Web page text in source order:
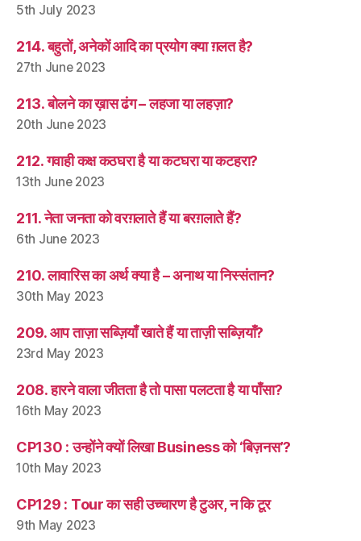
5th July 2023
214. बहुतों, अनेकों आदि का प्रयोग क्या ग़लत है?
27th June 2023
213. बोलने का ख़ास ढंग – लहजा या लहज़ा?
20th June 2023
212. गवाही कक्ष कठघरा है या कटघरा या कटहरा?
13th June 2023
211. नेता जनता को वरग़लाते हैं या बरग़लाते हैं?
6th June 2023
210. लावारिस का अर्थ क्या है – अनाथ या निस्संतान?
30th May 2023
209. आप ताज़ा सब्ज़ियाँ खाते हैं या ताज़ी सब्ज़ियाँ?
23rd May 2023
208. हारने वाला जीतता है तो पासा पलटता है या पाँसा?
16th May 2023
CP130 : उन्होंने क्यों लिखा Business को ‘बिज़नस’?
10th May 2023
CP129 : Tour का सही उच्चारण है टुअर, न कि टूर
9th May 2023